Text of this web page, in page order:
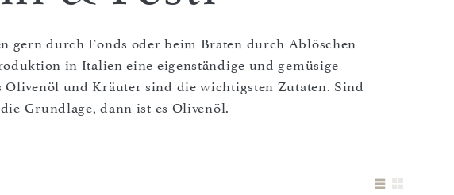
gern durch Fonds oder beim Braten durch Ablöschen
in Italien eine eigenständige und gemüsige
Olivenöl und Kräuter sind die wichtigsten Zutaten. Sind
Grundlage, dann ist es Olivenöl.